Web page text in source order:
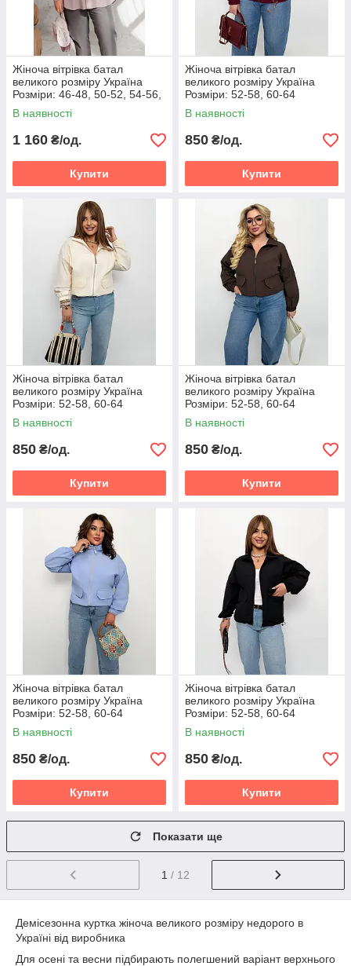
Жіноча вітрівка батал
великого розміру Україна
Розміри: 46-48, 50-52, 54-56,
58-60, 62-64, 66-68
В наявності
1 160 ₴/од.
Купити
Жіноча вітрівка батал
великого розміру Україна
Розміри: 52-58, 60-64
В наявності
850 ₴/од.
Купити
Жіноча вітрівка батал
великого розміру Україна
Розміри: 52-58, 60-64
В наявності
850 ₴/од.
Купити
Жіноча вітрівка батал
великого розміру Україна
Розміри: 52-58, 60-64
В наявності
850 ₴/од.
Купити
Жіноча вітрівка батал
великого розміру Україна
Розміри: 52-58, 60-64
В наявності
850 ₴/од.
Купити
Жіноча вітрівка батал
великого розміру Україна
Розміри: 52-58, 60-64
В наявності
850 ₴/од.
Купити
Показати ще
1 / 12
Демісезонна куртка жіноча великого розміру недорого в
Україні від виробника
Для осені та весни підбирають полегшений варіант верхнього